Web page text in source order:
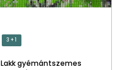
3 + 1
Lakk gyémántszemes